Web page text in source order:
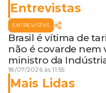
Entrevistas
ENTREVISTAS
Brasil é vítima de
não é covarde nem
ministro da
18/07/2026 às 11:55
Mais Lidas